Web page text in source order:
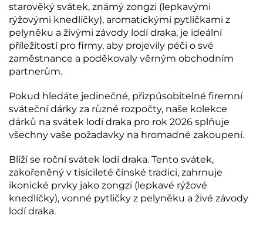
starověký svátek, známý zongzi (lepkavými
rýžovými knedlíčky), aromatickými pytličkami z
pelyněku a živými závody lodí draka, je ideální
příležitostí pro firmy, aby projevily péči o své
zaměstnance a poděkovaly věrným obchodním
partnerům.
Pokud hledáte jedinečné, přizpůsobitelné firemní
sváteční dárky za různé rozpočty, naše kolekce
dárků na svátek lodí draka pro rok 2026 splňuje
všechny vaše požadavky na hromadné zakoupení.
Blíží se roční svátek lodí draka. Tento svátek,
zakořeněný v tisícileté čínské tradici, zahrnuje
ikonické prvky jako zongzi (lepkavé rýžové
knedlíčky), vonné pytličky z pelyněku a živé závody
lodí draka.